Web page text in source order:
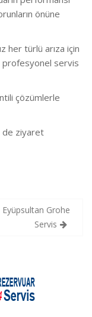
önüne
her türlü arıza için
profesyonel servis
çözümlerle
de ziyaret
Eyüpsultan Grohe
Servis